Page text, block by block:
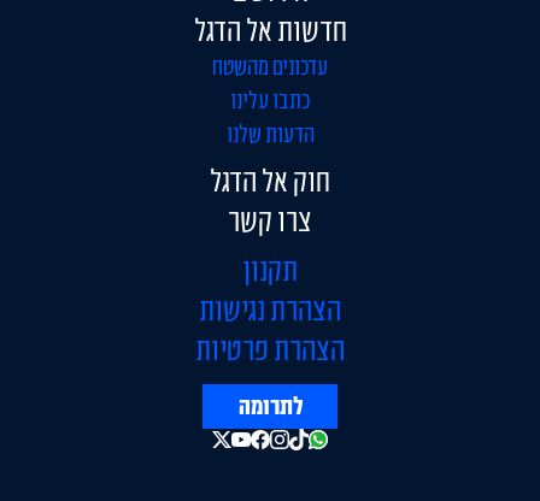
חדשות אל הדגל
עדכונים מהשטח
כתבו עלינו
הדעות שלנו
חוק אל הדגל
צרו קשר
תקנון
הצהרת נגישות
הצהרת פרטיות
לתרומה